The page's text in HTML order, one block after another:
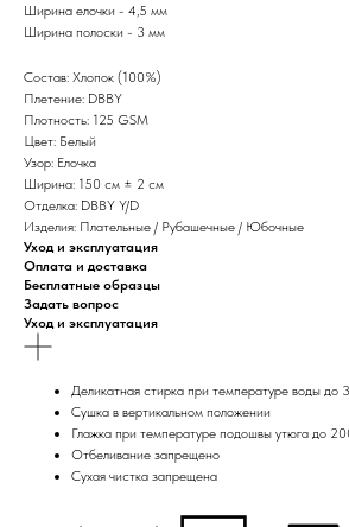
Ширина елочки - 4,5 мм
Ширина полоски - 3 мм
Состав: Хлопок (100%)
Плетение: DBBY
Плотность: 125 GSM
Цвет: Белый
Узор: Елочка
Ширина: 150 см ± 2 см
Отделка: DBBY Y/D
Изделия: Плательные / Рубашечные / Юбочные
Уход и эксплуатация
Оплата и доставка
Бесплатные образцы
Задать вопрос
Уход и эксплуатация
Деликатная стирка при температуре воды до
Сушка в вертикальном положении
Глажка при температуре подошвы утюга до
Отбеливание запрещено
Сухая чистка запрещена